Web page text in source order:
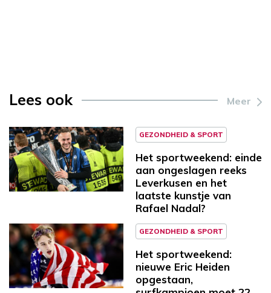
Lees ook Meer
GEZONDHEID & SPORT
Het sportweekend: einde
aan ongeslagen reeks
Leverkusen en het
laatste kunstje van
Rafael Nadal?
GEZONDHEID & SPORT
Het sportweekend:
nieuwe Eric Heiden
opgestaan,